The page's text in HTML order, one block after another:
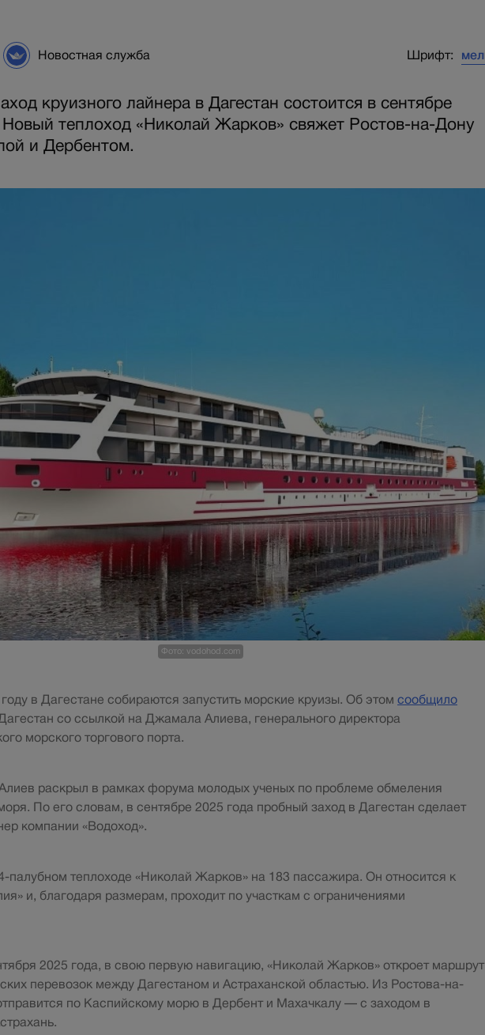
Новостная служба Шрифт:
круизного лайнера в Дагестан состоится в сентябре
Новый теплоход «Николай Жарков» свяжет Ростов-на-Дону
и Дербентом.
Фото: vodohod.com
в Дагестане собираются запустить морские круизы. Об этом сообщило
со ссылкой на Джамала Алиева, генерального директора
морского торгового порта.
раскрыл в рамках форума молодых ученых по проблеме обмеления
По его словам, в сентябре 2025 года пробный заход в Дагестан сделает
компании «Водоход».
палубном теплоходе «Николай Жарков» на 183 пассажира. Он относится к
и, благодаря размерам, проходит по участкам с ограничениями
2025 года, в свою первую навигацию, «Николай Жарков» откроет маршрут
перевозок между Дагестаном и Астраханской областью. Из Ростова-на-
по Каспийскому морю в Дербент и Махачкалу — с заходом в